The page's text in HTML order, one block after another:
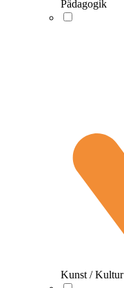
Pädagogik
Kunst / Kultur